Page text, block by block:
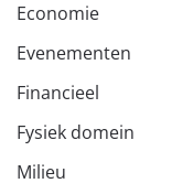
Economie
Evenementen
Financieel
Fysiek domein
Milieu